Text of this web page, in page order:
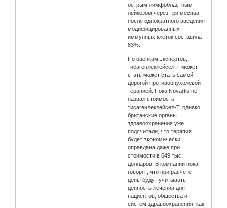
острым лимфобластным
лейкозом через три месяца
после однократного введения
модифицированных
иммунных клеток составила
83%.
По оценкам экспертов,
тисагенлеклейсел-T может
стать может стать самой
дорогой противоопухолевой
терапией. Пока Novartis не
назвал стоимость
тисагенлеклейсел-T, однако
британские органы
здравоохранения уже
подсчитали, что терапия
будет экономически
оправдана даже при
стоимости в 649 тыс.
долларов. В компании пока
говорят, что при расчете
цены будут учитывать
ценность лечения для
пациентов, общества и
систем здравоохранения, как